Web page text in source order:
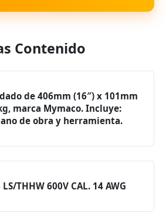
Contenido
de 406mm (16″) x 101mm
marca Mymaco. Incluye:
de obra y herramienta.
THHW 600V CAL. 14 AWG